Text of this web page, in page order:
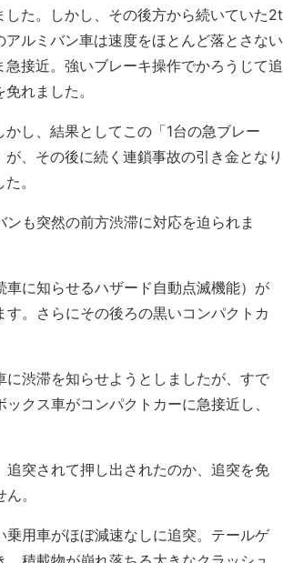
した。しかし、その後方から続いていた2t
アルミバン車は速度をほとんど落とさない
急接近。強いブレーキ操作でかろうじて追
免れました。
し、結果としてこの「1台の急ブレー
が、その後に続く連鎖事故の引き金となり
。
も突然の前方渋滞に対応を迫られま
に知らせるハザード自動点滅機能）が
。さらにその後ろの黒いコンパクトカ
渋滞を知らせようとしましたが、すで
クス車がコンパクトカーに急接近し、
突されて押し出されたのか、追突を免
。
用車がほぼ減速なしに追突。テールゲ